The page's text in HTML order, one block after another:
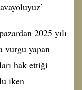
2025 yılı
vurgu yapan
hak ettiği
iken